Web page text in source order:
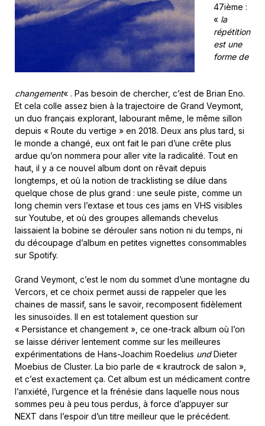
47ième :
« la
répétition
est une
forme de
changement« . Pas besoin de chercher, c’est de Brian Eno.
Et cela colle assez bien à la trajectoire de Grand Veymont,
un duo français explorant, labourant même, le même sillon
depuis « Route du vertige » en 2018. Deux ans plus tard, si
le monde a changé, eux ont fait le pari d’une crête plus
ardue qu’on nommera pour aller vite la radicalité. Tout en
haut, il y a ce nouvel album dont on rêvait depuis
longtemps, et où la notion de tracklisting se dilue dans
quelque chose de plus grand : une seule piste, comme un
long chemin vers l’extase et tous ces jams en VHS visibles
sur Youtube, et où des groupes allemands chevelus
laissaient la bobine se dérouler sans notion ni du temps, ni
du découpage d’album en petites vignettes consommables
sur Spotify.
Grand Veymont, c’est le nom du sommet d’une montagne du
Vercors, et ce choix permet aussi de rappeler que les
chaines de massif, sans le savoir, recomposent fidèlement
les sinusoïdes. Il en est totalement question sur
« Persistance et changement », ce one-track album où l’on
se laisse dériver lentement comme sur les meilleures
expérimentations de Hans-Joachim Roedelius undDieter
Moebius de Cluster. La bio parle de « krautrock de salon »,
et c’est exactement ça. Cet album est un médicament contre
l’anxiété, l’urgence et la frénésie dans laquelle nous nous
sommes peu à peu tous perdus, à force d’appuyer sur
NEXT dans l’espoir d’un titre meilleur que le précédent.